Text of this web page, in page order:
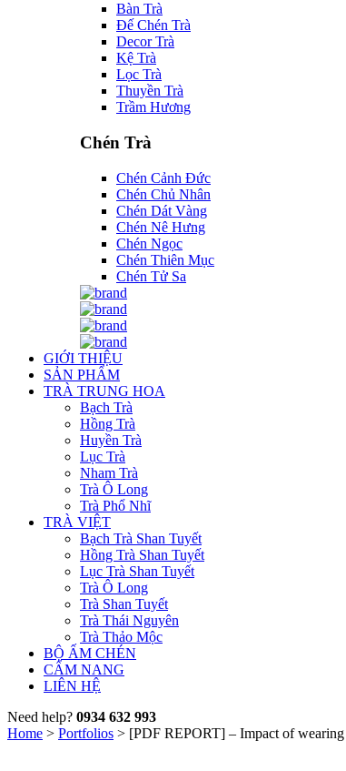
Bàn Trà
Đế Chén Trà
Decor Trà
Kệ Trà
Lọc Trà
Thuyền Trà
Trầm Hương
Chén Trà
Chén Cảnh Đức
Chén Chủ Nhân
Chén Dát Vàng
Chén Nê Hưng
Chén Ngọc
Chén Thiên Mục
Chén Tử Sa
GIỚI THIỆU
SẢN PHẨM
TRÀ TRUNG HOA
Bạch Trà
Hồng Trà
Huyền Trà
Lục Trà
Nham Trà
Trà Ô Long
Trà Phổ Nhĩ
TRÀ VIỆT
Bạch Trà Shan Tuyết
Hồng Trà Shan Tuyết
Lục Trà Shan Tuyết
Trà Ô Long
Trà Shan Tuyết
Trà Thái Nguyên
Trà Thảo Mộc
BỘ ẤM CHÉN
CẨM NANG
LIÊN HỆ
Need help? 0934 632 993
Home > Portfolios > [PDF REPORT] – Impact of